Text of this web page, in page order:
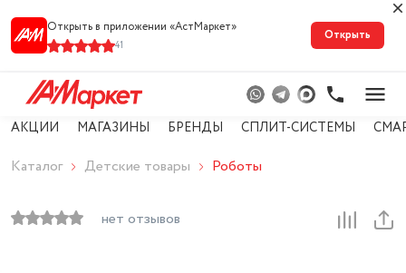
Открыть в приложении «АстМарке‪т‬»
41
Открыть
АКЦИИ МАГАЗИНЫ БРЕНДЫ СПЛИТ-СИСТЕМЫ
Каталог Детские товары Роботы
нет отзывов